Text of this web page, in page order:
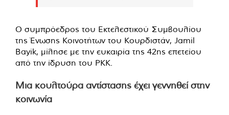
Ο συμπρόεδρος του Εκτελεστικού Συμβουλίου
της Ένωσης Κοινοτήτων του Κουρδιστάν, Jamil
Bayik, μίλησε με την ευκαιρία της 42ης επετείου
από την ίδρυση του PKK.
Μια κουλτούρα αντίστασης έχει γεννηθεί στην
κοινωνία